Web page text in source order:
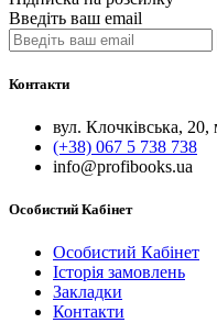
Введіть ваш email
Контакти
вул. Клочківська,
(+38) 067 5 738 738
info@profibooks.ua
Особистий Кабінет
Особистий Кабінет
Історія замовлень
Закладки
Контакти